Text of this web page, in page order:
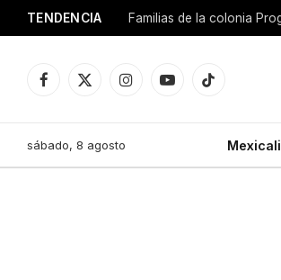
TENDENCIA
Facebook
X
InstagramYouTubeTikTok
sábado, 8 agosto Mexicali